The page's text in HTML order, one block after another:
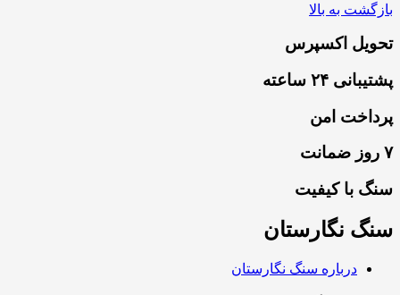
بازگشت به بالا
تحویل اکسپرس
پشتیبانی ۲۴ ساعته
پرداخت امن
۷ روز ضمانت
سنگ با کیفیت
سنگ نگارستان
درباره سنگ نگارستان